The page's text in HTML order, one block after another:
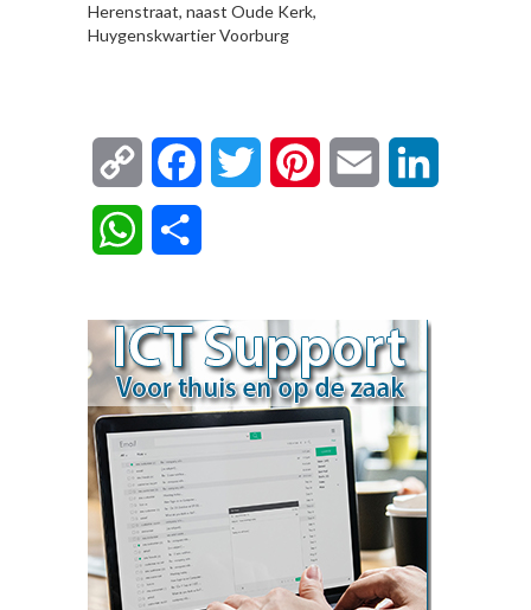
Herenstraat, naast Oude Kerk,
Huygenskwartier Voorburg
Copy
Link
FacebookTwitter Pinterest Email
WhatsApp